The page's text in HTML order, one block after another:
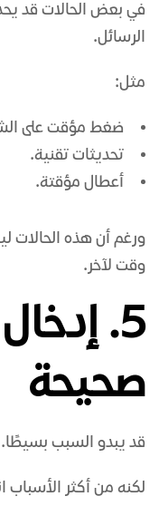
في بعض الحالات قد
الرسائل.
مثل:
ضغط مؤقت على
تحديثات تقنية.
أعطال مؤقتة.
ورغم أن هذه الحالات
وقت لآخر.
5.
صحيحة
قد يبدو السبب بسيطًا.
لكنه من أكثر الأسباب